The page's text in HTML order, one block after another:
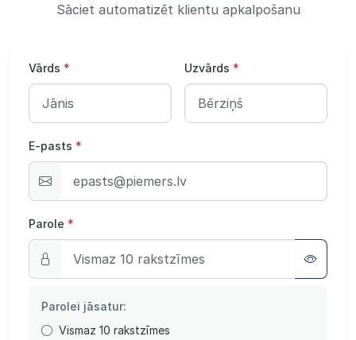
Sāciet automatizēt klientu apkalpošanu
Vārds * Uzvārds *
E-pasts *
Parole *
Parolei jāsatur:
Vismaz 10 rakstzīmes